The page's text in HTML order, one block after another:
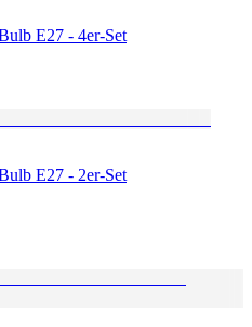
E27 - 4er-Set
E27 - 2er-Set